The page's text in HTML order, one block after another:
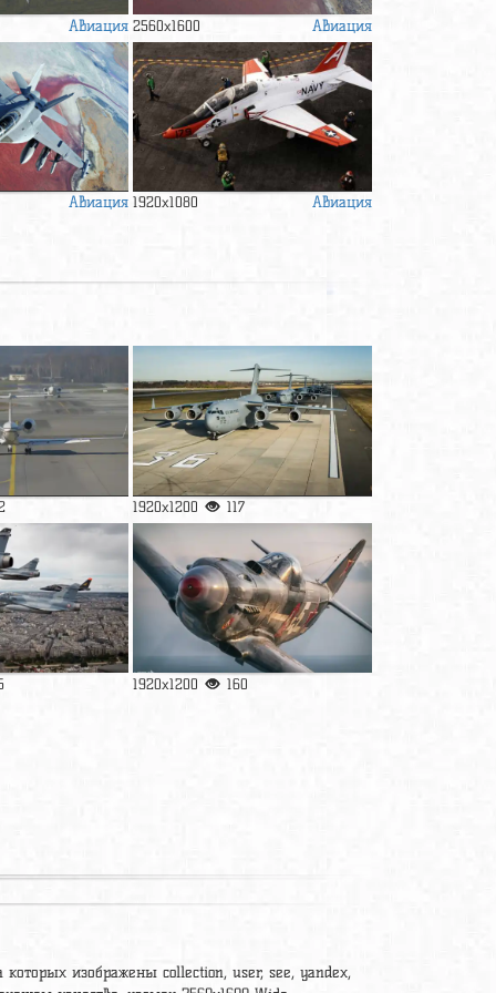
Авиация 2560x1600 Авиация
Авиация 1920x1080 Авиация
1920x1200 117
1920x1200 160
изображены collection, user, see, yandex,